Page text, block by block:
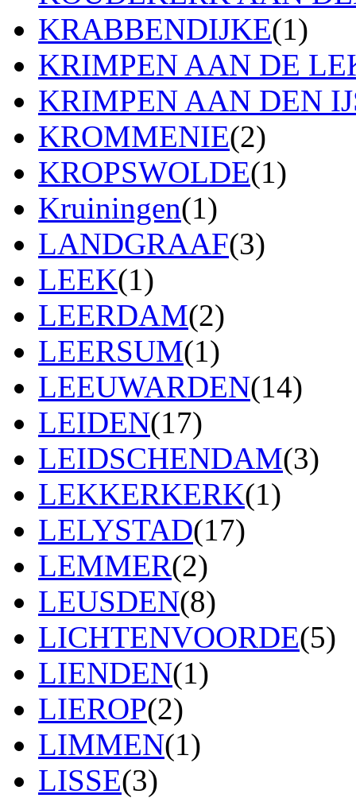
KRABBENDIJKE(1)
KRIMPEN AAN DE
KRIMPEN AAN DEN
KROMMENIE(2)
KROPSWOLDE(1)
Kruiningen(1)
LANDGRAAF(3)
LEEK(1)
LEERDAM(2)
LEERSUM(1)
LEEUWARDEN(14)
LEIDEN(17)
LEIDSCHENDAM(3)
LEKKERKERK(1)
LELYSTAD(17)
LEMMER(2)
LEUSDEN(8)
LICHTENVOORDE(5)
LIENDEN(1)
LIEROP(2)
LIMMEN(1)
LISSE(3)